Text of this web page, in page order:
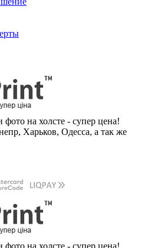
фото на холсте - супер цена!
Харьков, Одесса, а так же